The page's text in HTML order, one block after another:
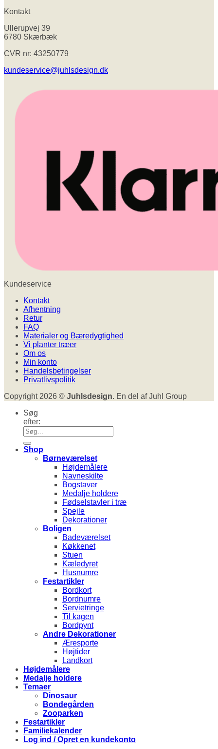
Kontakt
Ullerupvej 39
6780 Skærbæk
CVR nr: 43250779
kundeservice@juhlsdesign.dk
Kundeservice
Kontakt
Afhentning
Retur
FAQ
Materialer og Bæredygtighed
Vi planter træer
Om os
Min konto
Handelsbetingelser
Privatlivspolitik
Copyright 2026 © Juhlsdesign. En del af Juhl Group
Søg
efter:
Shop
Børneværelset
Højdemålere
Navneskilte
Bogstaver
Medalje holdere
Fødselstavler i træ
Spejle
Dekorationer
Boligen
Badeværelset
Køkkenet
Stuen
Kæledyret
Husnumre
Festartikler
Bordkort
Bordnumre
Servietringe
Til kagen
Bordpynt
Andre Dekorationer
Æresporte
Højtider
Landkort
Højdemålere
Medalje holdere
Temaer
Dinosaur
Bondegården
Zooparken
Festartikler
Familiekalender
Log ind / Opret en kundekonto